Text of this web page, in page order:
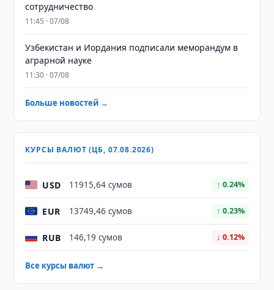
сотрудничество
11:45 · 07/08
Узбекистан и Иордания подписали меморандум в
аграрной науке
11:30 · 07/08
Больше новостей →
КУРСЫ ВАЛЮТ (ЦБ, 07.08.2026)
USD 11915,64 сумов ↑ 0.24%
EUR 13749,46 сумов ↑ 0.23%
RUB 146,19 сумов ↓ 0.12%
Все курсы валют →